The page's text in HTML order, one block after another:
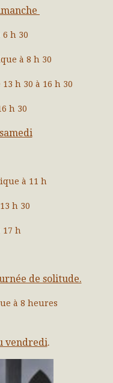
h 30
à 8 h 30
h 30 à 16 h 30
h 30
à 11 h
h 30
17 h
de solitude.
à 8 heures
vendredi.